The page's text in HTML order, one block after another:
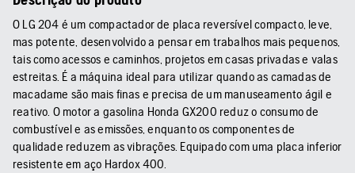
O LG 204 é um compactador de placa reversível compacto, leve,
mas potente, desenvolvido a pensar em trabalhos mais pequenos,
tais como acessos e caminhos, projetos em casas privadas e valas
estreitas. É a máquina ideal para utilizar quando as camadas de
macadame são mais finas e precisa de um manuseamento ágil e
reativo. O motor a gasolina Honda GX200 reduz o consumo de
combustível e as emissões, enquanto os componentes de
qualidade reduzem as vibrações. Equipado com uma placa inferior
resistente em aço Hardox 400.